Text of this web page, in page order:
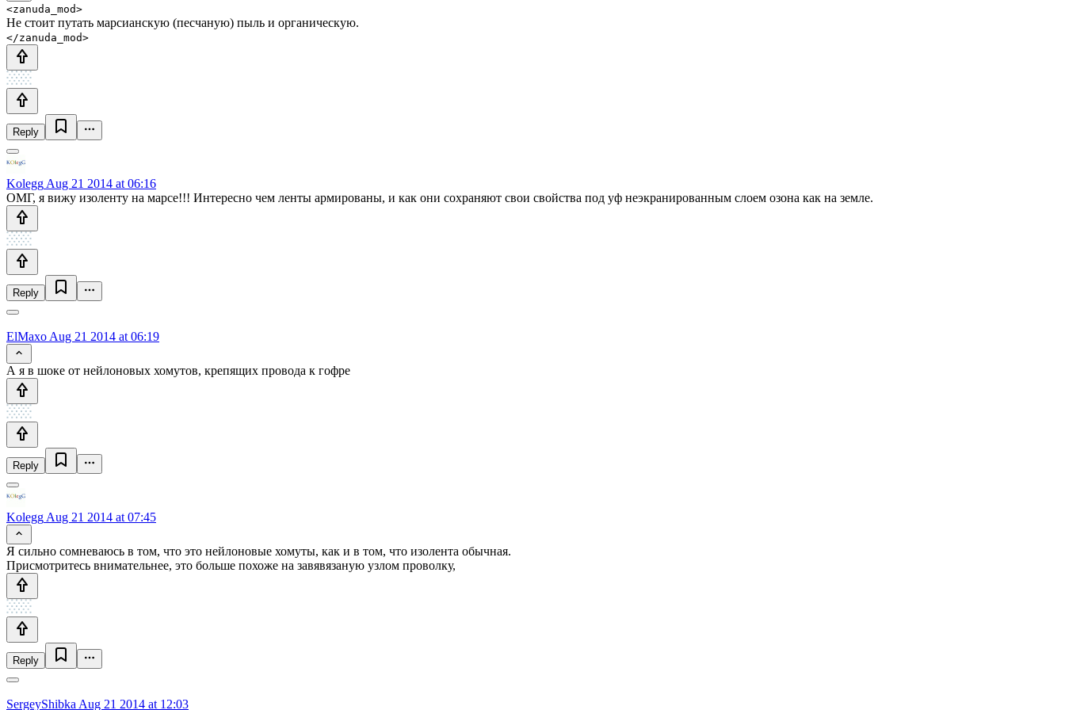
<zanuda_mod>
Не стоит путать марсианскую (песчаную) пыль и органическую.
</zanuda_mod>
Reply
Kolegg Aug 21 2014 at 06:16
ОМГ, я вижу изоленту на марсе!!! Интересно чем ленты армированы, и как они сохраняют свои свойства под уф неэкранированным слоем озона как на земле.
Reply
ElMaxo Aug 21 2014 at 06:19
А я в шоке от нейлоновых хомутов, крепящих провода к гофре
Reply
Kolegg Aug 21 2014 at 07:45
Я сильно сомневаюсь в том, что это нейлоновые хомуты, как и в том, что изолента обычная.
Присмотритесь внимательнее, это больше похоже на завявязаную узлом проволку,
Reply
SergeyShibka Aug 21 2014 at 12:03